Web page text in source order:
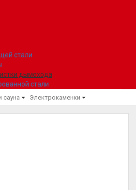
стали
дымохода
стали
сауна Электрокаменки